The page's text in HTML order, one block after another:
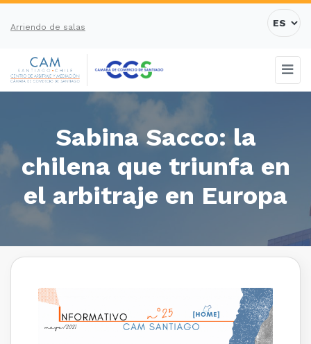
Arriendo de salas
Sabina Sacco: la
chilena que triunfa en
el arbitraje en Europa